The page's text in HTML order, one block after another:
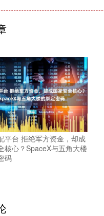
平台 拒绝军方资金，却成
核心？SpaceX与五角大楼
码